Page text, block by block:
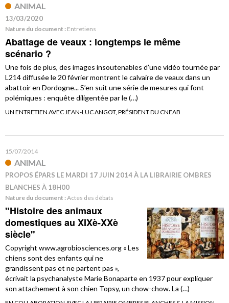
ANIMAL
13/03/2020
Nature du document : Entretiens
Abattage de veaux : longtemps le même
scénario ?
Une fois de plus, des images insoutenables d’une vidéo tournée par
L214 diffusée le 20 février montrent le calvaire de veaux dans un
abattoir en Dordogne... S’en suit une série de mesures qui font
polémiques : enquête diligentée par le (…)
UN ENTRETIEN AVEC JEAN-LUC ANGOT, PRÉSIDENT DU CNEAB
15/07/2014
ANIMAL
PROPOS ÉPARS LE MARDI 17 JUIN 2014 À LA LIBRAIRIE OMBRES
BLANCHES À 18H00
Nature du document :Actes des débats
"Histoire des animaux
domestiques au XIXè-XXè
siècle"
Copyright www.agrobiosciences.org « Les
chiens sont des enfants qui ne
grandissent pas et ne partent pas »,
écrivait la psychanalyste Marie Bonaparte en 1937 pour expliquer
son attachement à son chien Topsy, un chow-chow. La (…)